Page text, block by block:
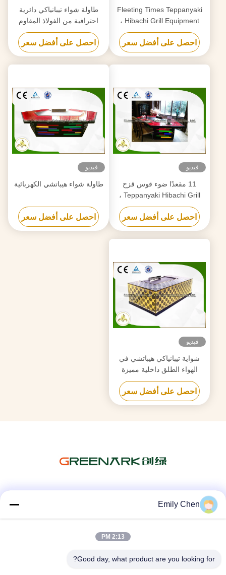
Fleeting Times Teppanyaki
Hibachi Grill Equipment ،
طاولة شواء للمطعم الياباني
احصل على أفضل سعر
طاولة شواء تيبانياكي دائرية
احترافية من الفولاذ المقاوم
للصدأ بتصميم ملكي
احصل على أفضل سعر
فيديو
11 مقعدًا ضوء قوس قزح
Teppanyaki Hibachi Grill ،
صفيحة من الفولاذ المقاوم
للصدأ Teppanyaki
احصل على أفضل سعر
فيديو
طاولة شواء هيباتشي الكهربائية
احصل على أفضل سعر
فيديو
شواية تيبانياكي هيباتشي في
الهواء الطلق داخلية مميزة
مصممة للفندق / فود بلازا
احصل على أفضل سعر
Emily Chen
2:13 PM
Good day, what product are you looking for?